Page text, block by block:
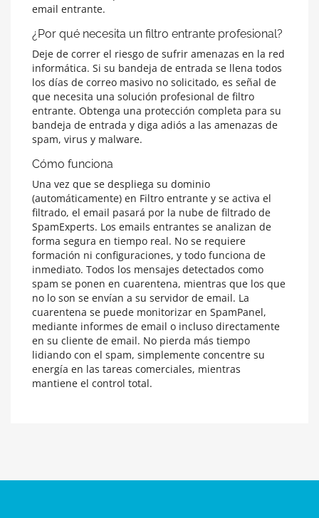
email entrante.
¿Por qué necesita un filtro entrante profesional?
Deje de correr el riesgo de sufrir amenazas en la red
informática. Si su bandeja de entrada se llena todos
los días de correo masivo no solicitado, es señal de
que necesita una solución profesional de filtro
entrante. Obtenga una protección completa para su
bandeja de entrada y diga adiós a las amenazas de
spam, virus y malware.
Cómo funciona
Una vez que se despliega su dominio
(automáticamente) en Filtro entrante y se activa el
filtrado, el email pasará por la nube de filtrado de
SpamExperts. Los emails entrantes se analizan de
forma segura en tiempo real. No se requiere
formación ni configuraciones, y todo funciona de
inmediato. Todos los mensajes detectados como
spam se ponen en cuarentena, mientras que los que
no lo son se envían a su servidor de email. La
cuarentena se puede monitorizar en SpamPanel,
mediante informes de email o incluso directamente
en su cliente de email. No pierda más tiempo
lidiando con el spam, simplemente concentre su
energía en las tareas comerciales, mientras
mantiene el control total.